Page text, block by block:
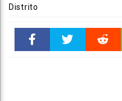
Distrito